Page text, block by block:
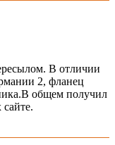
В отличии
2, фланец
общем получил